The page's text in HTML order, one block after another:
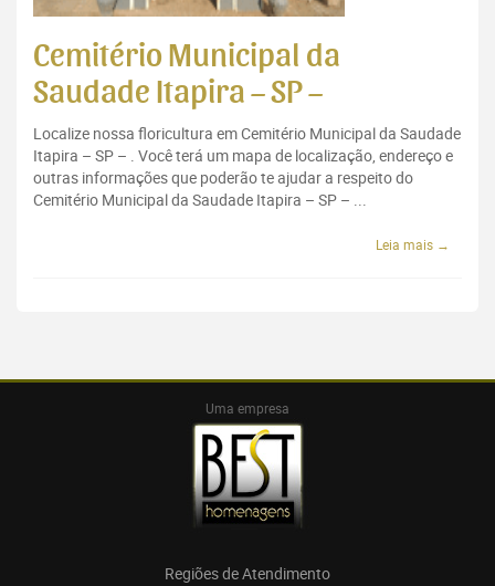
Cemitério Municipal da
Saudade Itapira – SP –
Localize nossa floricultura em Cemitério Municipal da Saudade
Itapira – SP – . Você terá um mapa de localização, endereço e
outras informações que poderão te ajudar a respeito do
Cemitério Municipal da Saudade Itapira – SP – ...
Leia mais →
Uma empresa
Regiões de Atendimento